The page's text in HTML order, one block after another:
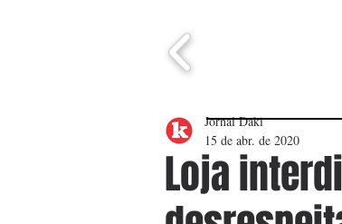
Loja
Jornal Daki
15 de abr. de 2020